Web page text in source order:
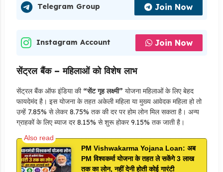
Telegram Group Join Now
Instagram Account Join Now
सेंट्रल बैंक – महिलाओं को विशेष लाभ
सेंट्रल बैंक ऑफ इंडिया की “सेंट गृह लक्ष्मी” योजना महिलाओं के लिए बेहद
फायदेमंद है। इस योजना के तहत अकेली महिला या मुख्य आवेदक महिला हो तो
उन्हें 7.85% से लेकर 8.75% तक की दर पर होम लोन मिल सकता है। अन्य
ग्राहकों के लिए ब्याज दर 8.15% से शुरू होकर 9.15% तक जाती है।
PM Vishwakarma Yojana Loan: अब
PM विश्वकर्मा योजना के तहत ले सकेंगे 3 लाख
तक का लोन, नहीं देनी होती कोई गारंटी